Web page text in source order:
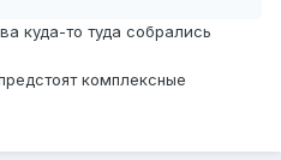
куда-то туда собрались
комплексные